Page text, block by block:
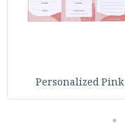
Personalized Pink
5